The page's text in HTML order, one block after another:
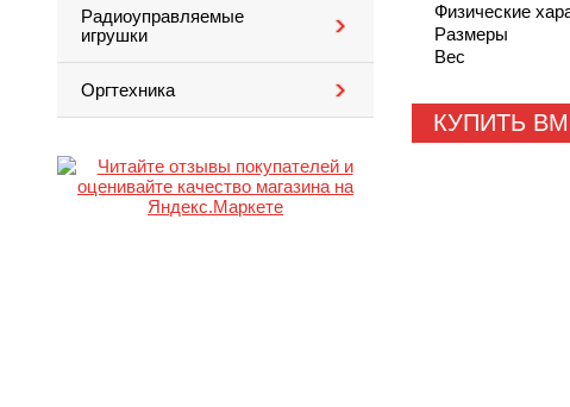
Радиоуправляемые
игрушки
Оргтехника
Физические
Размеры
Вес
КУПИТЬ